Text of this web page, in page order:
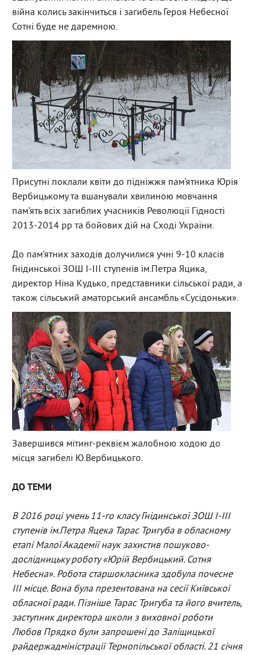
війна колись закінчиться і загибель Героя Небесної
Сотні буде не даремною.
Присутні поклали квіти до підніжжя пам’ятника Юрія
Вербицькому та вшанували хвилиною мовчання
пам’ять всіх загиблих учасників Революції Гідності
2013-2014 рр та бойових дій на Сході України.
До пам’ятних заходів долучилися учні 9-10 класів
Гнідинської ЗОШ I-III ступенів ім.Петра Яцика,
директор Ніна Кудько, представники сільської ради, а
також сільський аматорський ансамбль «Сусідоньки».
Завершився мітинг-реквієм жалобною ходою до
місця загибелі Ю.Вербицького.
ДО ТЕМИ
В 2016 році учень 11-го класу Гнідинської ЗОШ I-III
ступенів ім.Петра Яцека Тарас Тригуба в обласному
етапі Малої Академії наук захистив пошуково-
дослідницьку роботу «Юрій Вербицький. Сотня
Небесна». Робота старшокласника здобула почесне
III місце. Вона була презентована на сесії Київської
обласної ради. Пізніше Тарас Тригуба та його вчитель,
заступник директора школи з виховної роботи
Любов Прядко були запрошені до Заліщицької
райдержадміністрації Тернопільської області. 21 січня